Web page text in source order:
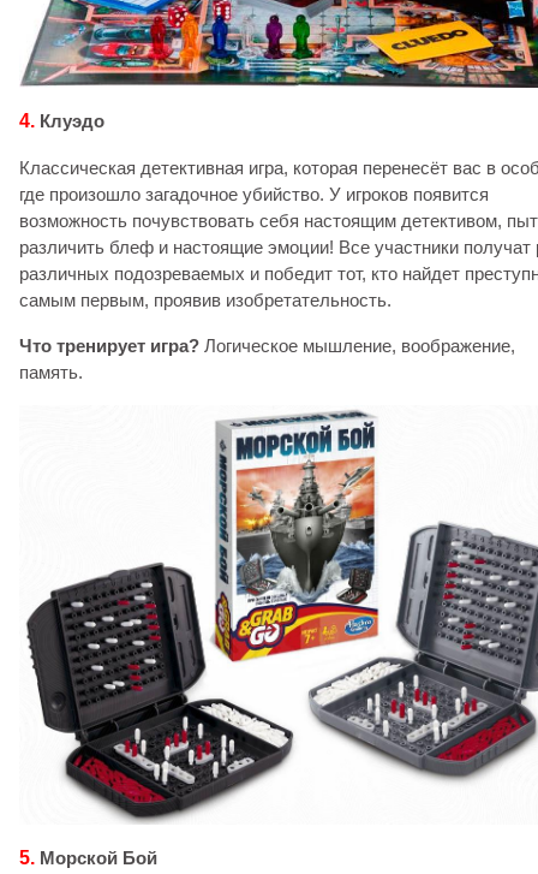
4. Клуэдо
Классическая детективная игра, которая перенесёт вас в
где произошло загадочное убийство. У игроков появится
возможность почувствовать себя настоящим детективом,
различить блеф и настоящие эмоции! Все участники получат
различных подозреваемых и победит тот, кто найдет
самым первым, проявив изобретательность.
Что тренирует игра? Логическое мышление, воображение,
память.
5. Морской Бой